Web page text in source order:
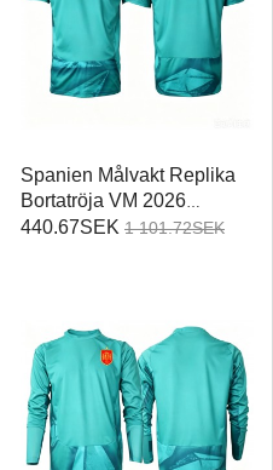
Spanien Målvakt Replika
Bortatröja VM 2026
Kortärmad
440.67SEK 1 101.72SEK